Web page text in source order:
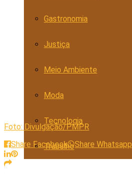
Gastronomia
Justiça
Meio Ambiente
Moda
Tecnologia
Trabalho
Foto: Divulgação/PMPR
Share Facebook
Share Whatsapp